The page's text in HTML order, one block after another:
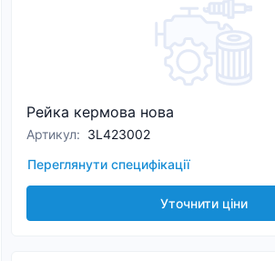
Рейка кермова нова
Артикул: 3L423002
Переглянути специфікації
Уточнити ціни